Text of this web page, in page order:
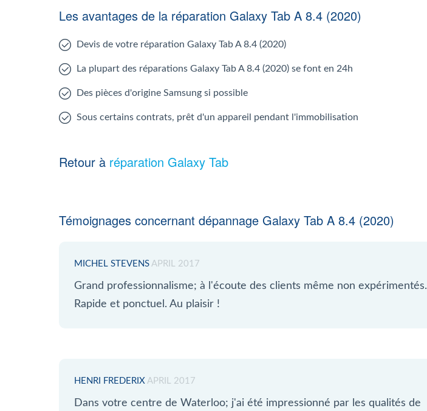
Les avantages de la réparation Galaxy Tab A 8.4 (2020)
Devis de votre réparation Galaxy Tab A 8.4 (2020)
La plupart des réparations Galaxy Tab A 8.4 (2020) se font en 24h
Des pièces d'origine Samsung si possible
Sous certains contrats, prêt d'un appareil pendant l'immobilisation
Retour à réparation Galaxy Tab
Témoignages concernant dépannage Galaxy Tab A 8.4 (2020)
MICHEL STEVENS APRIL 2017
Grand professionnalisme; à l'écoute des clients même non expérimentés.
Rapide et ponctuel. Au plaisir !
HENRI FREDERIX APRIL 2017
Dans votre centre de Waterloo; j'ai été impressionné par les qualités de